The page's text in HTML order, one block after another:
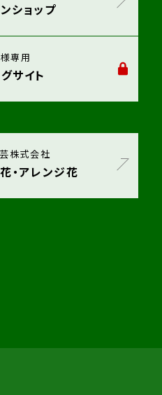
ショップ
専用
サイト
株式会社
・アレンジ花